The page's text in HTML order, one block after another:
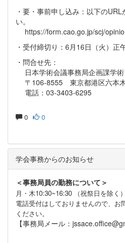
・要・事前申し込み：以下の
い。
https://form.cao.go.jp/scj/
・受付締切り：6月16日（
・問合せ先：
日本学術会議事務局企画課学術
〒106-8555 東京都港区六本
電話：03-3403-6295
0 0
学会事務からのお知らせ
＜事務局員の勤務について＞
月・木10:30~16:30 （祝祭日を除く）
電話受付はしておりませんので、お
ください。
【事務局メール：